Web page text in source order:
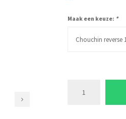
Maak een keuze: *
Chouchin reverse